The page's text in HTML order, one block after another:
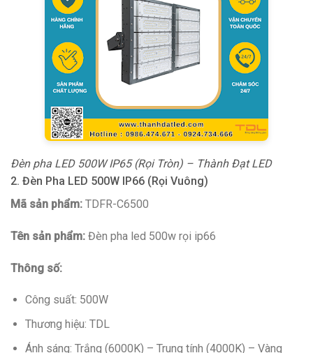
Đèn pha LED 500W IP65 (Rọi Tròn) – Thành Đạt LED
2. Đèn Pha LED 500W IP66 (Rọi Vuông)
Mã sản phẩm: TDFR-C6500
Tên sản phẩm: Đèn pha led 500w rọi ip66
Thông số:
Công suất: 500W
Thương hiệu: TDL
Ánh sáng: Trắng (6000K) – Trung tính (4000K) – Vàng